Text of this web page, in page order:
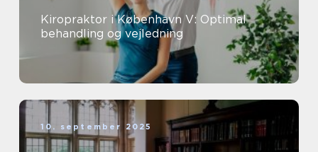
Kiropraktor i København V: Optimal
behandling og vejledning
10. september 2025